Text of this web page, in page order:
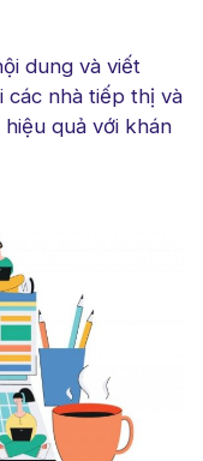
dung và viết
các nhà tiếp thị và
quả với khán